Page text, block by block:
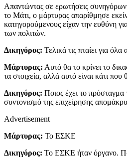
Απαντώντας σε ερωτήσεις
το Μάτι, ο μάρτυρας απαρίθμησε
κατηγορούμενους είχαν την ευθύνη
των πολιτών.
Δικηγόρος: Τελικά τις πταίει για όλα
Μάρτυρας: Αυτό θα το κρίνει το
τα στοιχεία, αλλά αυτό είναι κάτι που
Δικηγόρος: Ποιος έχει το πρόσταγμα
συντονισμό της επιχείρησης
Advertisement
Μάρτυρας: Το ΕΣΚΕ
Δικηγόρος: Το ΕΣΚΕ ήταν όργανο.